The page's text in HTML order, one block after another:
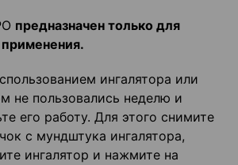
предназначен только для
применения.
ингалятора или
не пользовались неделю и
его работу. Для этого снимите
с мундштука ингалятора,
ингалятор и нажмите на